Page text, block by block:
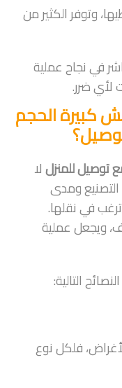
وتوفر الكثير من
في نجاح عملية
لأي ضرر.
كبيرة الحجم
توصيل للمنزللا
ومدى
ترغب في نقلها.
ويجعل عملية
التالية:
فلكل نوع